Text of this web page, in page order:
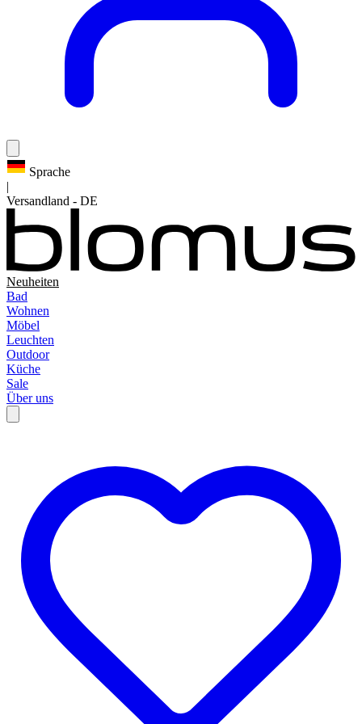
Sprache
|
Versandland - DE
Neuheiten
Bad
Wohnen
Möbel
Leuchten
Outdoor
Küche
Sale
Über uns